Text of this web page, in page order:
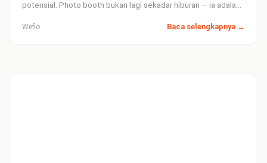
potensial. Photo booth bukan lagi sekadar hiburan — ia adalah
jangkauan brand Anda jauh melampaui venue.
Wefio Baca selengkapnya →